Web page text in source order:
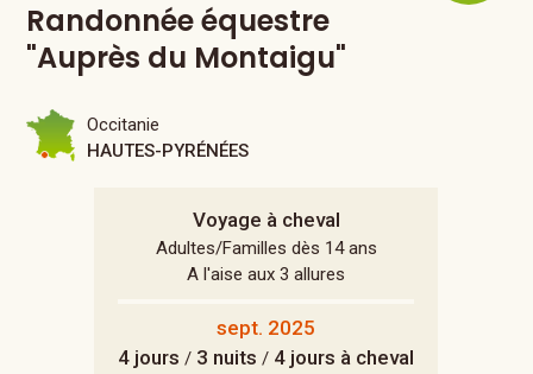
Randonnée équestre
"Auprès du Montaigu"
Voyage à cheval
Adultes/Familles dès 14 ans
A l'aise aux 3 allures
sept. 2025
4 jours / 3 nuits / 4 jours à cheval
Occitanie
HAUTES-PYRÉNÉES